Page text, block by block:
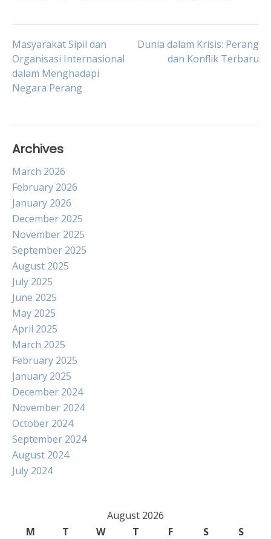
Post
navigation
Masyarakat Sipil dan
Organisasi Internasional
dalam Menghadapi
Negara Perang
Dunia dalam Krisis: Perang
dan Konflik Terbaru
Archives
March 2026
February 2026
January 2026
December 2025
November 2025
September 2025
August 2025
July 2025
June 2025
May 2025
April 2025
March 2025
February 2025
January 2025
December 2024
November 2024
October 2024
September 2024
August 2024
July 2024
August 2026
M
T W T F S S